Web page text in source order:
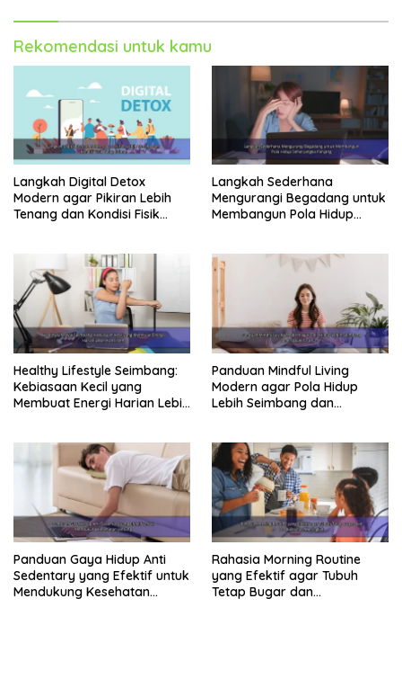
Rekomendasi untuk kamu
Langkah Digital Detox
Modern agar Pikiran Lebih
Tenang dan Kondisi Fisik
Langkah Sederhana
Mengurangi Begadang untuk
Membangun Pola Hidup
Healthy Lifestyle Seimbang:
Kebiasaan Kecil yang
Membuat Energi Harian Lebih
Panduan Mindful Living
Modern agar Pola Hidup
Lebih Seimbang dan
Panduan Gaya Hidup Anti
Sedentary yang Efektif untuk
Mendukung Kesehatan
Rahasia Morning Routine
yang Efektif agar Tubuh
Tetap Bugar dan